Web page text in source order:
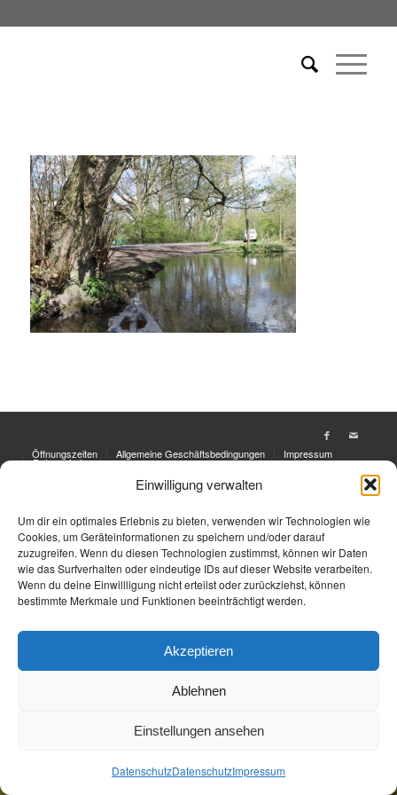
Einwilligung verwalten
Um dir ein optimales Erlebnis zu bieten, verwenden wir Technologien wie
Cookies, um Geräteinformationen zu speichern und/oder darauf
zuzugreifen. Wenn du diesen Technologien zustimmst, können wir Daten
wie das Surfverhalten oder eindeutige IDs auf dieser Website verarbeiten.
Wenn du deine Einwillligung nicht erteilst oder zurückziehst, können
bestimmte Merkmale und Funktionen beeinträchtigt werden.
Akzeptieren
Ablehnen
Einstellungen ansehen
DatenschutzDatenschutzImpressum
Öffnungszeiten Allgemeine Geschäftsbedingungen Impressum
Datenschutz
Jetzt Buchen